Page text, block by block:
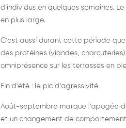
d'individus en quelques semaines.
en plus large.
C'est aussi durant cette période
des protéines (viandes,
omniprésence sur les terrasses en
Fin d'été : le pic d'agressivité
Août-septembre marque l'apogée
et un changement de